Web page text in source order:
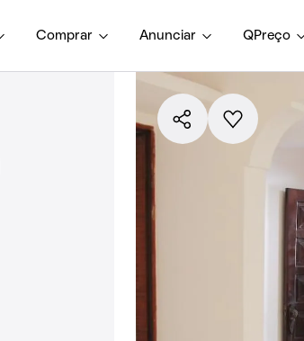
Comprar Anunciar QPreço